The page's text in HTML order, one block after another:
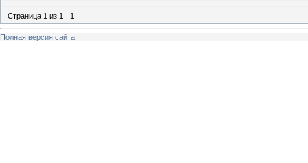
Страница 1 из 1 1
Полная версия сайта